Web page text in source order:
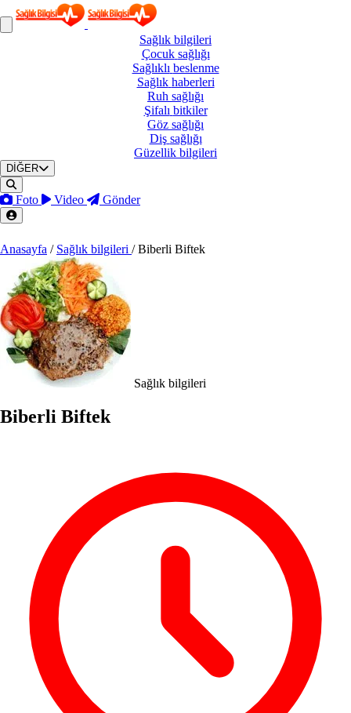
Sağlık bilgileri
Çocuk sağlığı
Sağlıklı beslenme
Sağlık haberleri
Ruh sağlığı
Şifalı bitkiler
Göz sağlığı
Diş sağlığı
Güzellik bilgileri
DİĞER
Foto Video Gönder
Anasayfa / Sağlık bilgileri / Biberli Biftek
Sağlık bilgileri
Biberli Biftek